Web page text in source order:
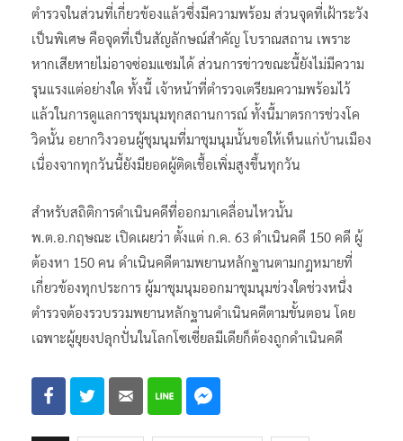
ตำรวจในส่วนที่เกี่ยวข้องแล้วซึ่งมีความพร้อม ส่วนจุดที่เฝ้าระวัง
เป็นพิเศษ คือจุดที่เป็นสัญลักษณ์สำคัญ โบราณสถาน เพราะ
หากเสียหายไม่อาจซ่อมแซมได้ ส่วนการข่าวขณะนี้ยังไม่มีความ
รุนแรงแต่อย่างใด ทั้งนี้ เจ้าหน้าที่ตำรวจเตรียมความพร้อมไว้
แล้วในการดูแลการชุมนุมทุกสถานการณ์ ทั้งนี้มาตรการช่วงโค
วิดนั้น อยากวิงวอนผู้ชุมนุมที่มาชุมนุมนั้นขอให้เห็นแก่บ้านเมือง
เนื่องจากทุกวันนี้ยังมียอดผู้ติดเชื้อเพิ่มสูงขึ้นทุกวัน
สำหรับสถิติการดำเนินคดีที่ออกมาเคลื่อนไหวนั้น
พ.ต.อ.กฤษณะ เปิดเผยว่า ตั้งแต่ ก.ค. 63 ดำเนินคดี 150 คดี ผู้
ต้องหา 150 คน ดำเนินคดีตามพยานหลักฐานตามกฎหมายที่
เกี่ยวข้องทุกประการ ผู้มาชุมนุมออกมาชุมนุมช่วงใดช่วงหนึ่ง
ตำรวจต้องรวบรวมพยานหลักฐานดำเนินคดีตามขั้นตอน โดย
เฉพาะผู้ยุยงปลุกปั่นในโลกโซเซี่ยลมีเดียก็ต้องถูกดำเนินคดี